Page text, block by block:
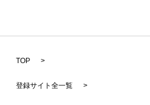
TOP >
登録サイト全一覧 >